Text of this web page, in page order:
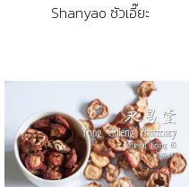
Shanyao ซัวเอี๊ยะ